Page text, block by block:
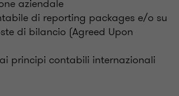
aziendale
di reporting packages e/o su
di bilancio (Agreed Upon
principi contabili internazionali